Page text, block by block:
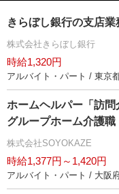
きらぼし銀行の支店
株式会社きらぼし銀行
時給1,320円
アルバイト・パート / 東京
ホームヘルパー「訪
グループホーム介護職
株式会社SOYOKAZE
時給1,377円～1,420円
アルバイト・パート / 大阪